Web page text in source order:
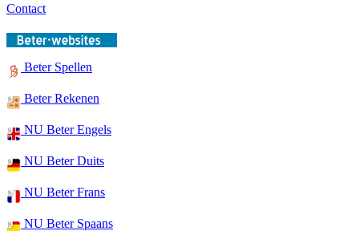
Contact
Beter Spellen
Beter Rekenen
NU Beter Engels
NU Beter Duits
NU Beter Frans
NU Beter Spaans